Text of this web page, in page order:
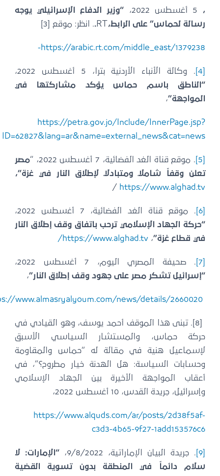
“وزير الدفاع الإسرائيلي يوجه
رسالة لحماس” على الرابط، RT
.. انظر: موقع [3]
https://arabic.rt.com/middle_east/1379238-
. وكالة الأنباء الأردنية بترا، 5 أغسطس 2022،
“الناطق باسم حماس يؤكد مشاركتها في
المواجهة”،
https://petra.gov.jo/Include/InnerPage.jsp?
ID=62827&lang=ar&name=external_news&cat=news
. موقع قناة الغد الفضائية، 7 أغسطس 2022، “
مصر
تعلن وقفاً شاملاً ومتبادلاً لإطلاق النار في غزة”،
https://www.alghad.tv
/
. موقع قناة الغد الفضائية، 7 أغسطس 2022،
“حركة الجهاد الإسلامي ترحب باتفاق وقف إطلاق النار
في قطاع غزة”،https://www.alghad.tv/
. صحيفة المصري اليوم، 7 أغسطس 2022،
“إسرائيل تشكر مصر على جهود وقف إطلاق النار” ،
https://www.almasryalyoum.com/news/details/2660020
[8]. تبنى هذا الموقف أحمد يوسف، وهو القيادي في
حركة حماس، والمستشار السياسي الأسبق
لإسماعيل هنية في مقالة له “حماس والمقاومة
وحسابات السياسة: هل الهدنة خيار مطروح؟”، في
أعقاب المواجهة الأخيرة بين الجهاد الإسلامي
وإسرائيل، جريدة القدس، 10 أغسطس 2022،
https://www.alquds.com/ar/posts/2d38f5af-
c3d3-4b65-9f27-1add153576c6
. جريدة البيان الإماراتية، 9/8/2022،
“الإمارات: لا
سلام دائماً في المنطقة بدون تسوية القضية